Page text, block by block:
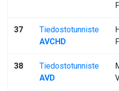
37
Tiedostotunniste
AVCHD
38
Tiedostotunniste
AVD